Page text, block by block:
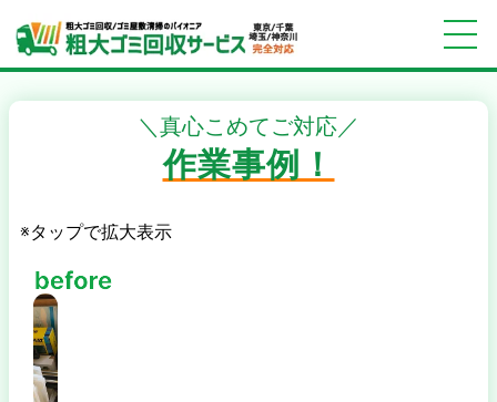
＼真心こめてご対応／
作業事例！
※タップで拡大表示